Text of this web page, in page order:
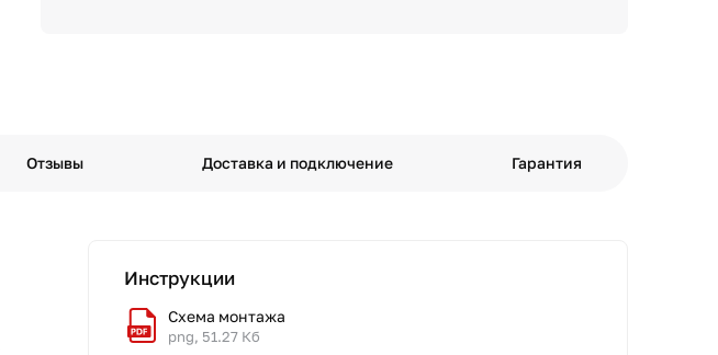
Отзывы Доставка и подключение Гарантия
Инструкции
Схема монтажа
png, 51.27 Кб